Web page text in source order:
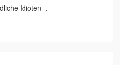
Idioten -.-